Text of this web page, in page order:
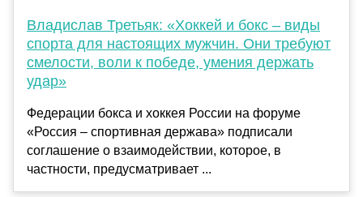
Владислав Третьяк: «Хоккей и бокс – виды
спорта для настоящих мужчин. Они требуют
смелости, воли к победе, умения держать
удар»
Федерации бокса и хоккея России на форуме
«Россия – спортивная держава» подписали
соглашение о взаимодействии, которое, в
частности, предусматривает ...